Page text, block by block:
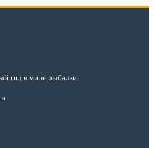
гид в мире рыбалки.